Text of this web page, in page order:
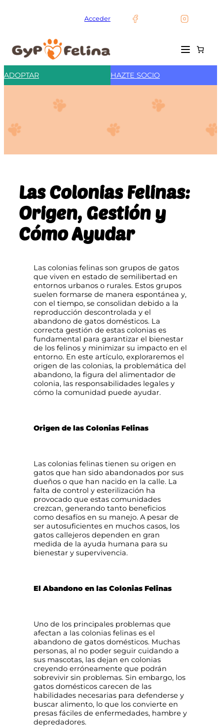
Acceder
ADOPTAR HAZTE SOCIO
Las Colonias Felinas:
Origen, Gestión y
Cómo Ayudar
Las colonias felinas son grupos de gatos
que viven en estado de semilibertad en
entornos urbanos o rurales. Estos grupos
suelen formarse de manera espontánea y,
con el tiempo, se consolidan debido a la
reproducción descontrolada y el
abandono de gatos domésticos. La
correcta gestión de estas colonias es
fundamental para garantizar el bienestar
de los felinos y minimizar su impacto en el
entorno. En este artículo, exploraremos el
origen de las colonias, la problemática del
abandono, la figura del alimentador de
colonia, las responsabilidades legales y
cómo la comunidad puede ayudar.
Origen de las Colonias Felinas
Las colonias felinas tienen su origen en
gatos que han sido abandonados por sus
dueños o que han nacido en la calle. La
falta de control y esterilización ha
provocado que estas comunidades
crezcan, generando tanto beneficios
como desafíos en su manejo. A pesar de
ser autosuficientes en muchos casos, los
gatos callejeros dependen en gran
medida de la ayuda humana para su
bienestar y supervivencia.
El Abandono en las Colonias Felinas
Uno de los principales problemas que
afectan a las colonias felinas es el
abandono de gatos domésticos. Muchas
personas, al no poder seguir cuidando a
sus mascotas, las dejan en colonias
creyendo erróneamente que podrán
sobrevivir sin problemas. Sin embargo, los
gatos domésticos carecen de las
habilidades necesarias para defenderse y
buscar alimento, lo que los convierte en
presas fáciles de enfermedades, hambre y
depredadores.